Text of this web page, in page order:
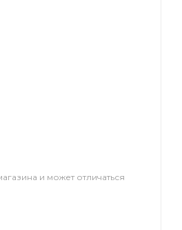
и может отличаться